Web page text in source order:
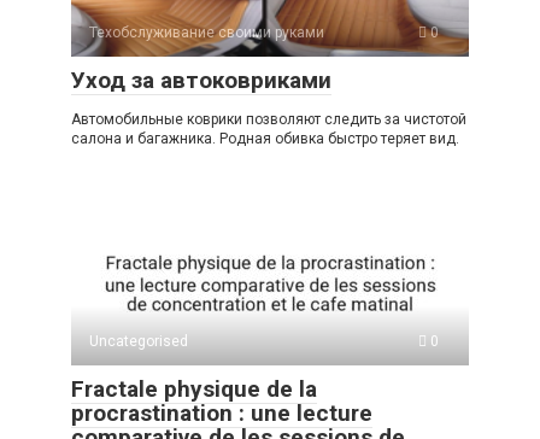
Техобслуживание своими руками 0
Уход за автоковриками
Автомобильные коврики позволяют следить за чистотой
салона и багажника. Родная обивка быстро теряет вид.
Uncategorised 0
Fractale physique de la
procrastination : une lecture